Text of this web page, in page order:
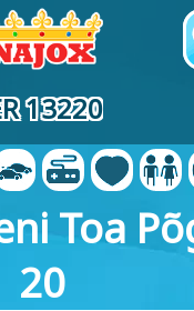
13220
Toa
20